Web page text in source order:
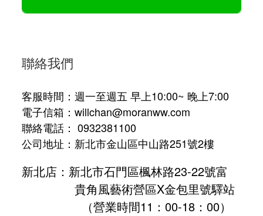
聯絡我們
客服時間：週一至週五 早上10:00~ 晚上7:00
電子信箱：willchan@moranww.com
聯絡電話： 0932381100
公司地址：新北市金山區中山路251號2樓
新北店：新北市石門區楓林路23-22號富
貴角風藝術營區X金包里號驛站
（營業時間11：00-18：00）